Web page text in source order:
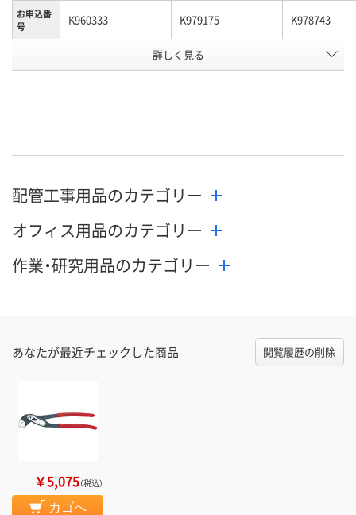
お申込番
号
K960333 K979175 K978743
あり
詳しく見る
配管工事用品のカテゴリー
オフィス用品のカテゴリー
作業・研究用品のカテゴリー
あなたが最近チェックした商品 閲覧履歴の削除
￥5,075（税込）
カゴへ